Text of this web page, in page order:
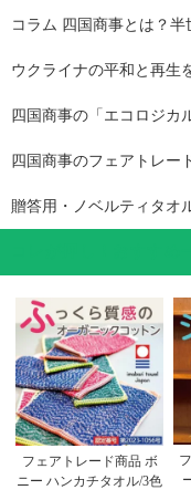
コラム 四国商事とは？
ウクライナの平和と再生
四国商事の「エコロジカ
四国商事のフェアトレー
贈答用・ノベルティタオ
フェアトレード商品 ボ
ニー ハンカチタオル/3色